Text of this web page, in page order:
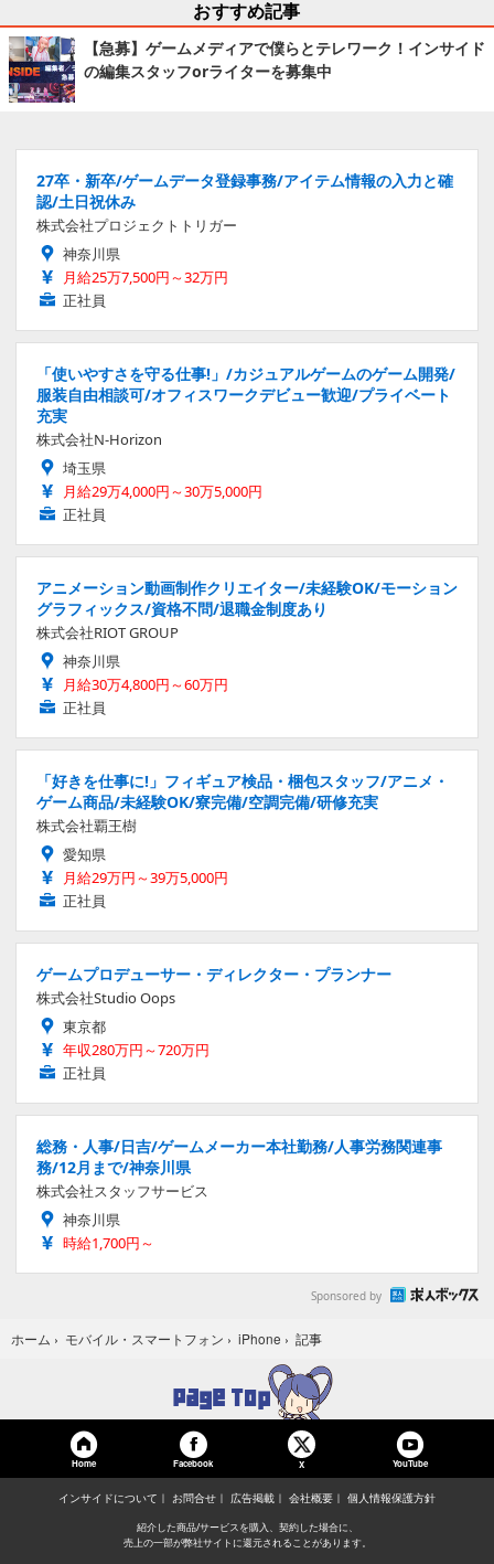
おすすめ記事
【急募】ゲームメディアで僕らとテレワーク！インサイド
の編集スタッフorライターを募集中
27卒・新卒/ゲームデータ登録事務/アイテム情報の入力と確
認/土日祝休み
株式会社プロジェクトトリガー
神奈川県
月給25万7,500円～32万円
正社員
「使いやすさを守る仕事!」/カジュアルゲームのゲーム開発/
服装自由相談可/オフィスワークデビュー歓迎/プライベート
充実
株式会社N-Horizon
埼玉県
月給29万4,000円～30万5,000円
正社員
アニメーション動画制作クリエイター/未経験OK/モーション
グラフィックス/資格不問/退職金制度あり
株式会社RIOT GROUP
神奈川県
月給30万4,800円～60万円
正社員
「好きを仕事に!」フィギュア検品・梱包スタッフ/アニメ・
ゲーム商品/未経験OK/寮完備/空調完備/研修充実
株式会社覇王樹
愛知県
月給29万円～39万5,000円
正社員
ゲームプロデューサー・ディレクター・プランナー
株式会社Studio Oops
東京都
年収280万円～720万円
正社員
総務・人事/日吉/ゲームメーカー本社勤務/人事労務関連事
務/12月まで/神奈川県
株式会社スタッフサービス
神奈川県
時給1,700円～
Sponsored by
ホーム › モバイル・スマートフォン › iPhone › 記事
Home Facebook X YouTube
インサイドについて お問合せ 広告掲載 会社概要 個人情報保護方針
紹介した商品/サービスを購入、契約した場合に、
売上の一部が弊社サイトに還元されることがあります。